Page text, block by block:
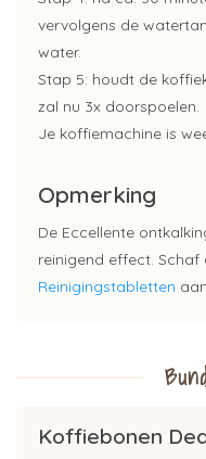
vervolgens de
water.
Stap 5: houdt de
zal nu 3x doorspoelen.
Je koffiemachine is
Opmerking
De Eccellente
reinigend effect.
Reinigingstabletten
Koffiebonen